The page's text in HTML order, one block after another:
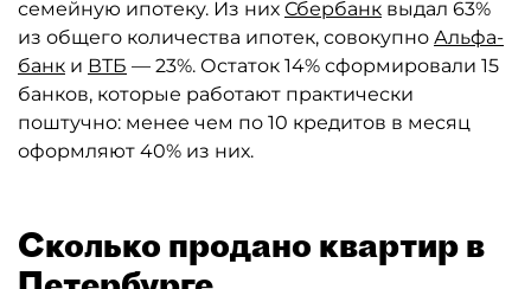
семейную ипотеку. Из них Сбербанк выдал 63%
из общего количества ипотек, совокупно Альфа-
банк и ВТБ — 23%. Остаток 14% сформировали 15
банков, которые работают практически
поштучно: менее чем по 10 кредитов в месяц
оформляют 40% из них.
Сколько продано квартир в